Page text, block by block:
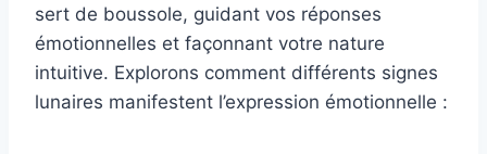
sert de boussole, guidant vos réponses
émotionnelles et façonnant votre nature
intuitive. Explorons comment différents signes
lunaires manifestent l’expression émotionnelle :